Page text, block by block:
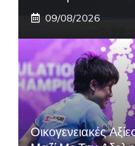
09/08/2026
Οικογενειακές